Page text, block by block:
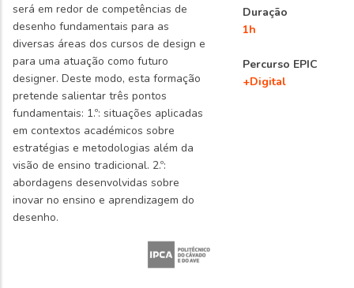
será em redor de competências de
desenho fundamentais para as
diversas áreas dos cursos de design e
para uma atuação como futuro
designer. Deste modo, esta formação
pretende salientar três pontos
fundamentais: 1.º: situações aplicadas
em contextos académicos sobre
estratégias e metodologias além da
visão de ensino tradicional. 2.º:
abordagens desenvolvidas sobre
inovar no ensino e aprendizagem do
desenho.
Duração
1h
Percurso EPIC
+Digital